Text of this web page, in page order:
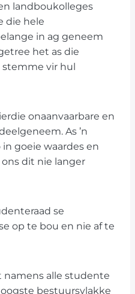
landboukolleges
die hele
in ag geneem
het as die
vir hul
onaanvaarbare en
As ’n
goeie waardes en
dit nie langer
se
op te bou en nie af te
namens alle studente
bestuursvlakke